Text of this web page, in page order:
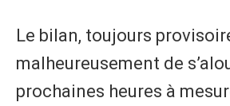
​Le bilan, toujours
malheureusement de
prochaines heures à